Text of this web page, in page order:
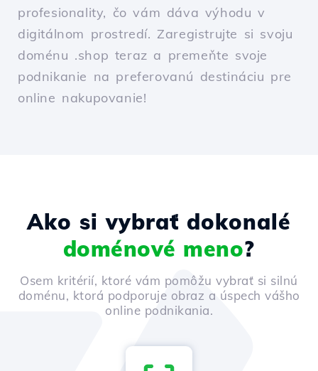
profesionality, čo vám dáva výhodu v
digitálnom prostredí. Zaregistrujte si svoju
doménu .shop teraz a premeňte svoje
podnikanie na preferovanú destináciu pre
online nakupovanie!
Ako si vybrať dokonalé
doménové meno?
Osem kritérií, ktoré vám pomôžu vybrať si silnú
doménu, ktorá podporuje obraz a úspech vášho
online podnikania.